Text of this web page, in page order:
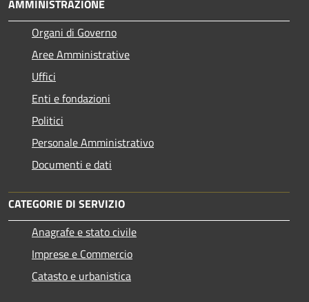
AMMINISTRAZIONE
Organi di Governo
Aree Amministrative
Uffici
Enti e fondazioni
Politici
Personale Amministrativo
Documenti e dati
CATEGORIE DI SERVIZIO
Anagrafe e stato civile
Imprese e Commercio
Catasto e urbanistica